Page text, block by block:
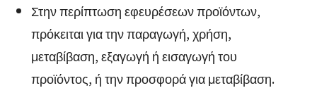
Στην περίπτωση εφευρέσεων προϊόντων,
πρόκειται για την παραγωγή, χρήση,
μεταβίβαση, εξαγωγή ή εισαγωγή του
προϊόντος, ή την προσφορά για μεταβίβαση.